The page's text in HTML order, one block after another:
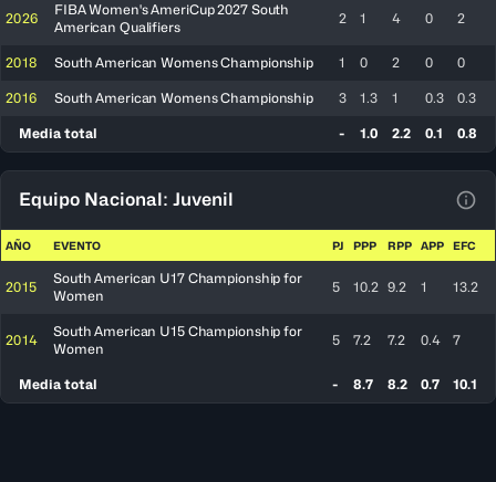
2026
FIBA Women's AmeriCup 2027 South
American Qualifiers
2 1 4 0 2
2018 South American Womens Championship 1 0 2 0 0
2016 South American Womens Championship 3 1.3 1 0.3 0.3
Media total - 1.0 2.2 0.1 0.8
Equipo Nacional: Juvenil
AÑO EVENTO PJ PPP RPP APP EFC
2015
South American U17 Championship for
Women
5 10.2 9.2 1 13.2
2014
South American U15 Championship for
Women
5 7.2 7.2 0.4 7
Media total - 8.7 8.2 0.7 10.1